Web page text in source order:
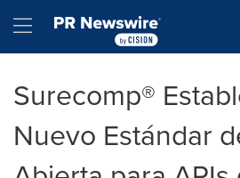
Hamburger menu
Surecomp®
Nuevo Estándar